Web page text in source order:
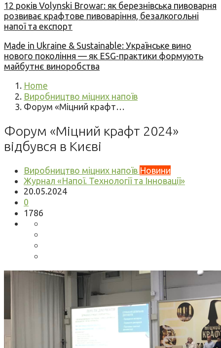
12 років Volynski Browar: як березнівська пивоварня
розвиває крафтове пивоваріння, безалкогольні
напої та експорт
Made in Ukraine & Sustainable: Українське вино
нового покоління — як ESG-практики формують
майбутнє виноробства
Home
Виробництво міцних напоїв
Форум «Міцний крафт…
Форум «Міцний крафт 2024»
відбувся в Києві
Виробництво міцних напоїв Новини
Журнал «Напої. Технології та Інновації»
20.05.2024
0
1786